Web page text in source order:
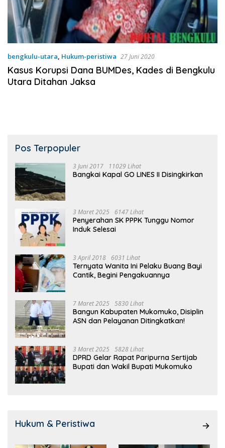
bengkulu-utara, Hukum-peristiwa 27 Juni 2020
Kasus Korupsi Dana BUMDes, Kades di Bengkulu
Utara Ditahan Jaksa
Pos Terpopuler
3 Juni 2017 11029 Lihat
Bangkai Kapal GO LINES II Disingkirkan
3 Maret 2025 6147 Lihat
Penyerahan SK PPPK Tunggu Nomor
Induk Selesai
3 April 2018 6031 Lihat
Ternyata Wanita Ini Pelaku Buang Bayi
Cantik, Begini Pengakuannya
7 Maret 2025 5830 Lihat
Bangun Kabupaten Mukomuko, Disiplin
ASN dan Pelayanan Ditingkatkan!
3 Maret 2025 5828 Lihat
DPRD Gelar Rapat Paripurna Sertijab
Bupati dan Wakil Bupati Mukomuko
Hukum & Peristiwa